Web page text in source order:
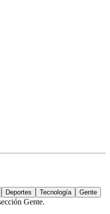
Deportes Tecnología Gente
Gente.